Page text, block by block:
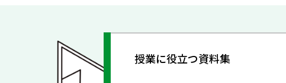
授業に役立つ資料集